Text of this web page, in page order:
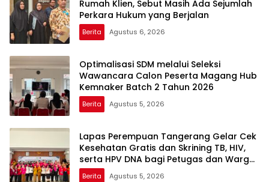
Rumah Klien, Sebut Masih Ada Sejumlah
Perkara Hukum yang Berjalan
Berita Agustus 6, 2026
Optimalisasi SDM melalui Seleksi
Wawancara Calon Peserta Magang Hub
Kemnaker Batch 2 Tahun 2026
Berita Agustus 5, 2026
Lapas Perempuan Tangerang Gelar Cek
Kesehatan Gratis dan Skrining TB, HIV,
serta HPV DNA bagi Petugas dan Warga
Binaan
Berita Agustus 5, 2026